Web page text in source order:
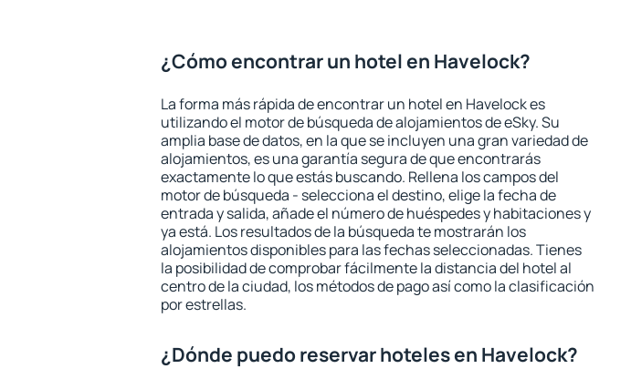
¿Cómo encontrar un hotel en Havelock?
La forma más rápida de encontrar un hotel en Havelock es
utilizando el motor de búsqueda de alojamientos de eSky. Su
amplia base de datos, en la que se incluyen una gran variedad de
alojamientos, es una garantía segura de que encontrarás
exactamente lo que estás buscando. Rellena los campos del
motor de búsqueda - selecciona el destino, elige la fecha de
entrada y salida, añade el número de huéspedes y habitaciones y
ya está. Los resultados de la búsqueda te mostrarán los
alojamientos disponibles para las fechas seleccionadas. Tienes
la posibilidad de comprobar fácilmente la distancia del hotel al
centro de la ciudad, los métodos de pago así como la clasificación
por estrellas.
¿Dónde puedo reservar hoteles en Havelock?